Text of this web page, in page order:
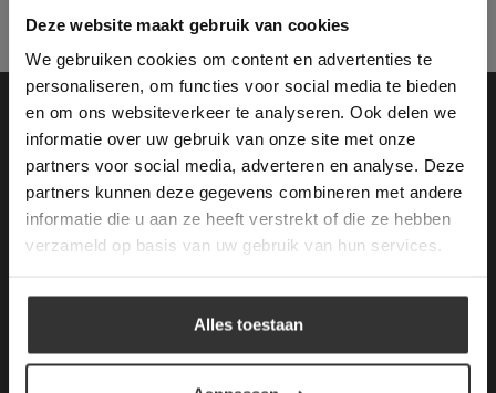
Deze website maakt gebruik van cookies
We gebruiken cookies om content en advertenties te
personaliseren, om functies voor social media te bieden
en om ons websiteverkeer te analyseren. Ook delen we
informatie over uw gebruik van onze site met onze
partners voor social media, adverteren en analyse. Deze
partners kunnen deze gegevens combineren met andere
informatie die u aan ze heeft verstrekt of die ze hebben
verzameld op basis van uw gebruik van hun services.
Alles toestaan
Contactgegevens
Van den Heuvel & Van Duuren
Magazijn / Showroom:
Terheijdenseweg 469
tel: 076-3030554
This Cookie Banner was deleted and is no
longer working. Please contact the website
administrator.
Deze website gebruikt cookies om de
gebruikerservaring te verbeteren. Door
gebruik te maken van onze website geeft u
toestemming voor alle cookies in
overeenstemming met ons cookiebeleid.Lees
verder
ALLES ACCEPTEREN
ALLES AFWIJZEN
DETAILS WEERGEVEN